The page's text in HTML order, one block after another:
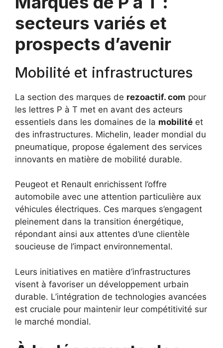
secteurs variés et
prospects d’avenir
Mobilité et infrastructures
La section des marques de rezoactif. com pour
les lettres P à T met en avant des acteurs
essentiels dans les domaines de la mobilité et
des infrastructures. Michelin, leader mondial du
pneumatique, propose également des services
innovants en matière de mobilité durable.
Peugeot et Renault enrichissent l’offre
automobile avec une attention particulière aux
véhicules électriques. Ces marques s’engagent
pleinement dans la transition énergétique,
répondant ainsi aux attentes d’une clientèle
soucieuse de l’impact environnemental.
Leurs initiatives en matière d’infrastructures
visent à favoriser un développement urbain
durable. L’intégration de technologies avancées
est cruciale pour maintenir leur compétitivité sur
le marché mondial.